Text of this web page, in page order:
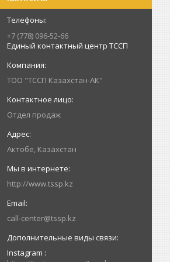
+7 (778) 096-52-66
Единый контактный центр ТССП
ТОО "ТССП Казахстан-АК"
Отдел продаж
Актобе, Казахстан
http://www.tssp.kz
call-center@tssp.kz
Instagram